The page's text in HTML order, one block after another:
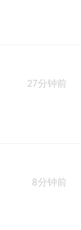
27分钟前
8分钟前